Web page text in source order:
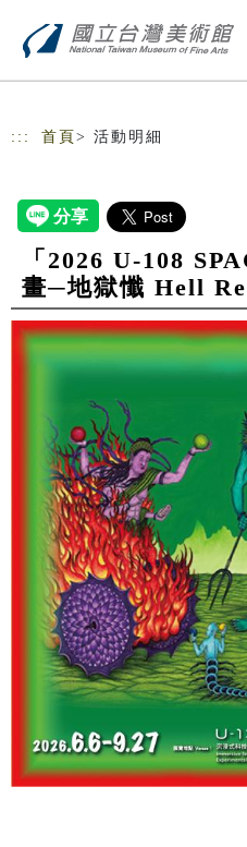
::: 首頁 > 活動明細
「2026 U-108
畫─地獄懺 Hell